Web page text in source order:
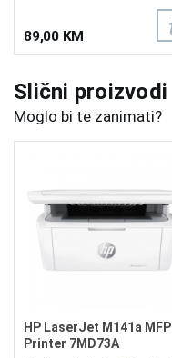
89,00 KM
Slični proizvodi
Moglo bi te zanimati?
HP LaserJet M141a MFP
Printer 7MD73A